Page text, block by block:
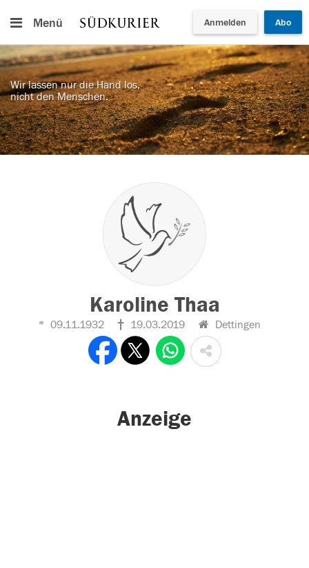
Menü Anmelden Abo
Wir lassen nur die Hand los,
nicht den Menschen.
Karoline Thaa
09.11.1932 19.03.2019 Dettingen
Anzeige